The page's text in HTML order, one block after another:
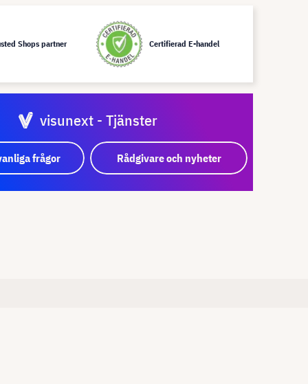
Shops partner Certifierad E-handel
visunext - Tjänster
frågor Rådgivare och nyheter